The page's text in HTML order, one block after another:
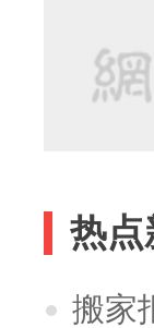
热点
搬家